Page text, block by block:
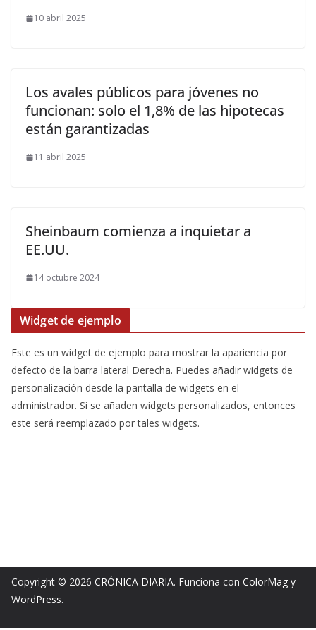
10 abril 2025
Los avales públicos para jóvenes no
funcionan: solo el 1,8% de las hipotecas
están garantizadas
11 abril 2025
Sheinbaum comienza a inquietar a
EE.UU.
14 octubre 2024
Widget de ejemplo
Este es un widget de ejemplo para mostrar la apariencia por
defecto de la barra lateral Derecha. Puedes añadir widgets de
personalización desde la pantalla de widgets en el
administrador. Si se añaden widgets personalizados, entonces
este será reemplazado por tales widgets.
Copyright © 2026 CRÓNICA DIARIA. Funciona con ColorMag y
WordPress.